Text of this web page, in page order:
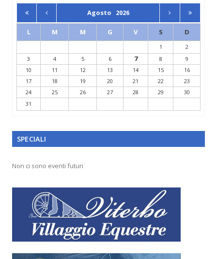
Agosto 2026
L M M G V S D
1
2
3
4 5 6 7 8
9
10
11 12 13 14 15
16
17
18 19 20 21 22
23
24
25 26 27 28 29
30
31
SPECIALI
Non ci sono eventi futuri